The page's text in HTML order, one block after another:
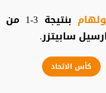
بنتيجة 3-1 من
سابيتزر.
كأس الاتحاد